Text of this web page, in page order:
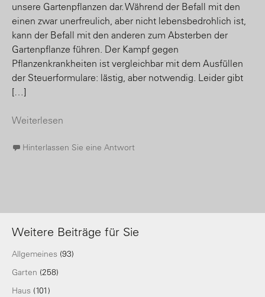
unsere Gartenpflanzen dar. Während der Befall mit den
einen zwar unerfreulich, aber nicht lebensbedrohlich ist,
kann der Befall mit den anderen zum Absterben der
Gartenpflanze führen. Der Kampf gegen
Pflanzenkrankheiten ist vergleichbar mit dem Ausfüllen
der Steuerformulare: lästig, aber notwendig. Leider gibt
[…]
Weiterlesen
Hinterlassen Sie eine Antwort
Weitere Beiträge für Sie
Allgemeines (93)
Garten (258)
Haus (101)